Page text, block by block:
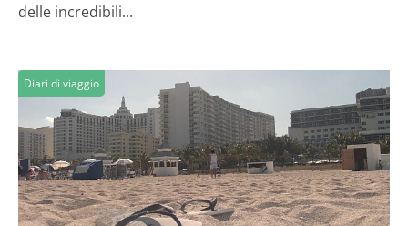
delle incredibili...
Diari di viaggio